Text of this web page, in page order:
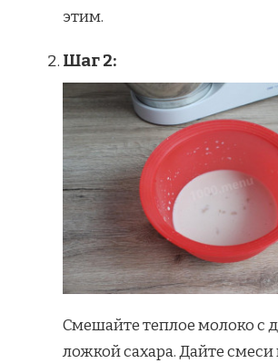
этим.
Шаг 2:
Смешайте теплое молоко с
ложкой сахара. Дайте смеси